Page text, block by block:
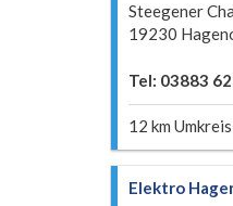
Steegener
19230
Tel: 03883
12 km
Elektro